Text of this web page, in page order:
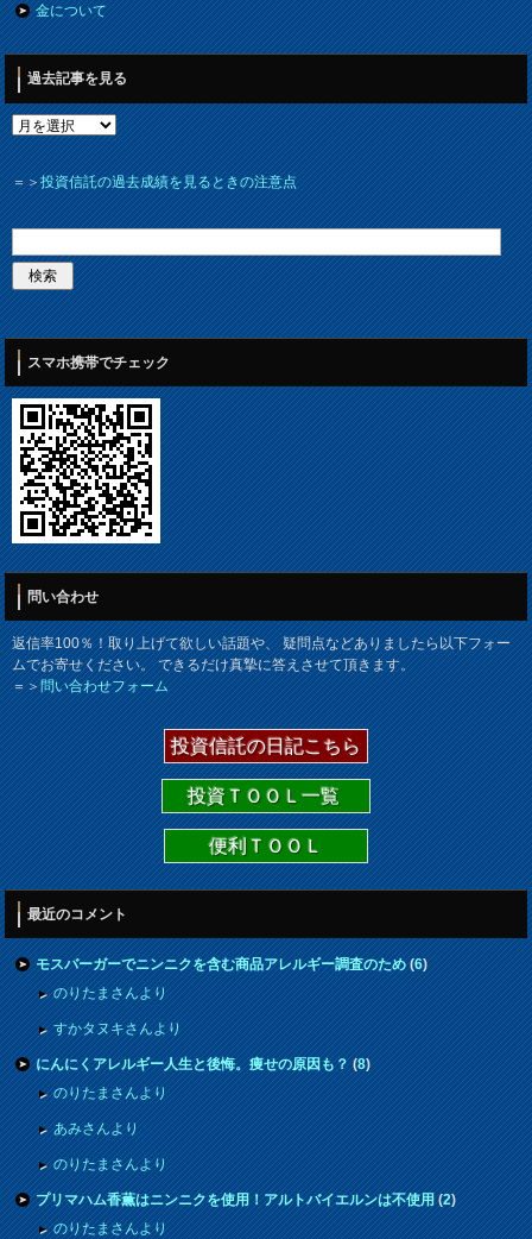
金について
過去記事を見る
＝＞投資信託の過去成績を見るときの注意点
スマホ携帯でチェック
問い合わせ
返信率100％！取り上げて欲しい話題や、 疑問点などありましたら以下フォー
ムでお寄せください。 できるだけ真摯に答えさせて頂きます。
＝＞問い合わせフォーム
投資信託の日記こちら
投資ＴＯＯＬ一覧
便利ＴＯＯＬ
最近のコメント
モスバーガーでニンニクを含む商品アレルギー調査のため(6)
のりたまさんより
すかタヌキさんより
にんにくアレルギー人生と後悔。痩せの原因も？(8)
のりたまさんより
あみさんより
のりたまさんより
プリマハム香薫はニンニクを使用！アルトバイエルンは不使用(2)
のりたまさんより